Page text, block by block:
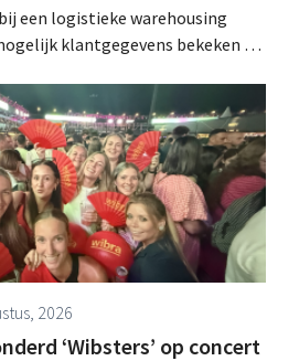
een logistieke warehousing
klantgegevens bekeken of
al waarschuwde.
2026
‘Wibsters’ op concert